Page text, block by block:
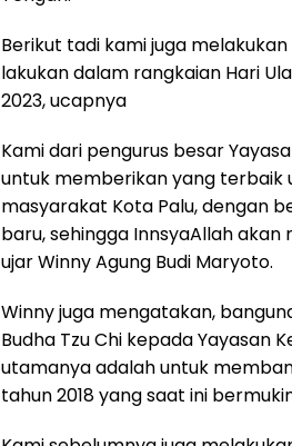
Berikut tadi kami juga
lakukan dalam rangkaian Hari
2023, ucapnya
Kami dari pengurus besar
untuk memberikan yang terbaik
masyarakat Kota Palu, dengan
baru, sehingga InnsyaAllah akan
ujar Winny Agung Budi Maryoto.
Winny juga mengatakan,
Budha Tzu Chi kepada Yayasan
utamanya adalah untuk
tahun 2018 yang saat ini